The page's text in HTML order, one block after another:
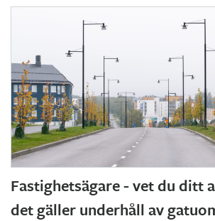
Fastighetsägare - vet du ditt
det gäller underhåll av